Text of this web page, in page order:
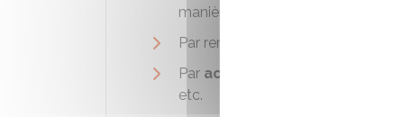
manière certaine la date de
Par remise
:
Par acte d'un commissaire de
etc.